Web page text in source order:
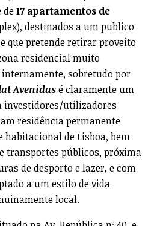
na Av. República nº 40, e
Edilidade lisboeta, pretende
e emblemático da
21 apartamentos, com
o T0 e o T3, desenhados
utilizador que prefere um
local, distante dos locais de
mas próximo dos
da Cidade, e com áreas
requintadas. Ou seja,Classica
se destaca pela
produto, simplesmente único,
de uma procura tanto
mais exigente e atenta a